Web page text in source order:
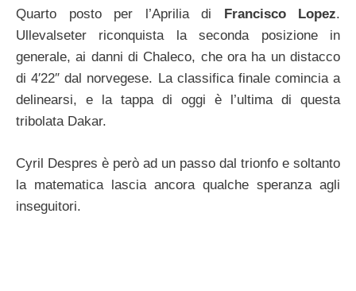
Quarto posto per l’Aprilia di Francisco Lopez.
Ullevalseter riconquista la seconda posizione in
generale, ai danni di Chaleco, che ora ha un distacco
di 4′22″ dal norvegese. La classifica finale comincia a
delinearsi, e la tappa di oggi è l’ultima di questa
tribolata Dakar.
Cyril Despres è però ad un passo dal trionfo e soltanto
la matematica lascia ancora qualche speranza agli
inseguitori.